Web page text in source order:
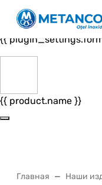
Close
{{
{{
{{ product.name }}
Главная Наши